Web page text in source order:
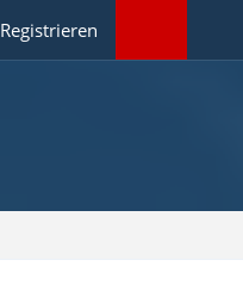
Registrieren